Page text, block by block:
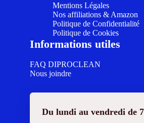
Mentions Légales
Nos affiliations & Amazon
Politique de Confidentialité
Politique de Cookies
Informations utiles
FAQ DIPROCLEAN
Nous joindre
Du lundi au vendredi de